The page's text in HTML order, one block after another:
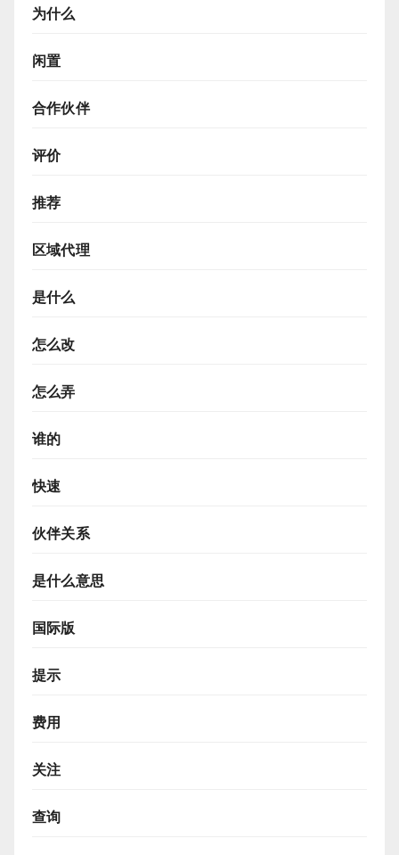
为什么
闲置
合作伙伴
评价
推荐
区域代理
是什么
怎么改
怎么弄
谁的
快速
伙伴关系
是什么意思
国际版
提示
费用
关注
查询